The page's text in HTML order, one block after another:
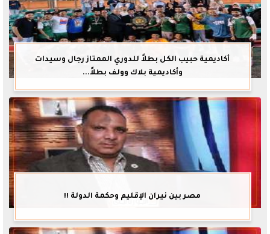
أكاديمية حبيب الكل بطلاً للدوري الممتاز رجال وسيدات
وأكاديمية بلاك وولف بطلاً...
مصر بين نيران الإقليم وحكمة الدولة !!